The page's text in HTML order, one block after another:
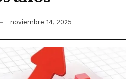
noviembre 14, 2025